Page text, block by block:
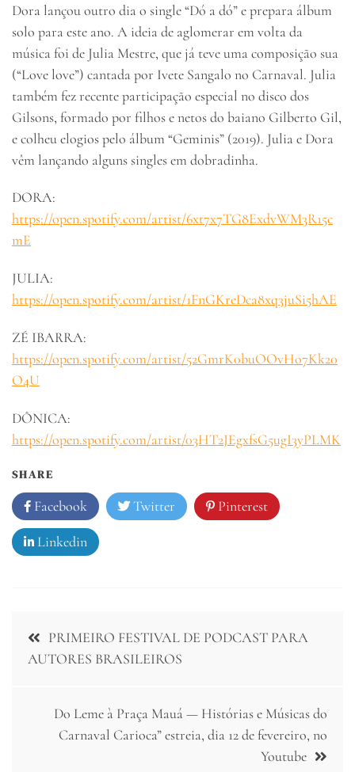
Dora lançou outro dia o single “Dó a dó” e prepara álbum
solo para este ano. A ideia de aglomerar em volta da
música foi de Julia Mestre, que já teve uma composição sua
(“Love love”) cantada por Ivete Sangalo no Carnaval. Julia
também fez recente participação especial no disco dos
Gilsons, formado por filhos e netos do baiano Gilberto Gil,
e colheu elogios pelo álbum “Geminis” (2019). Julia e Dora
vêm lançando alguns singles em dobradinha.
DORA:
https://open.spotify.com/artist/6xt7x7TG8ExdvWM3R15c
mE
JULIA:
https://open.spotify.com/artist/1FnGKreDca8xq3juSi5hAE
ZÉ IBARRA:
https://open.spotify.com/artist/52GmrK0buOOvHo7Kk20
O4U
DÔNICA:
https://open.spotify.com/artist/03HT2JEgxfsG5ugI3yPLMK
SHARE
Facebook Twitter Pinterest
Linkedin
Navegação
de
PRIMEIRO FESTIVAL DE PODCAST PARA
AUTORES BRASILEIROS
Do Leme à Praça Mauá — Histórias e Músicas do
Carnaval Carioca” estreia, dia 12 de fevereiro, no
Youtube